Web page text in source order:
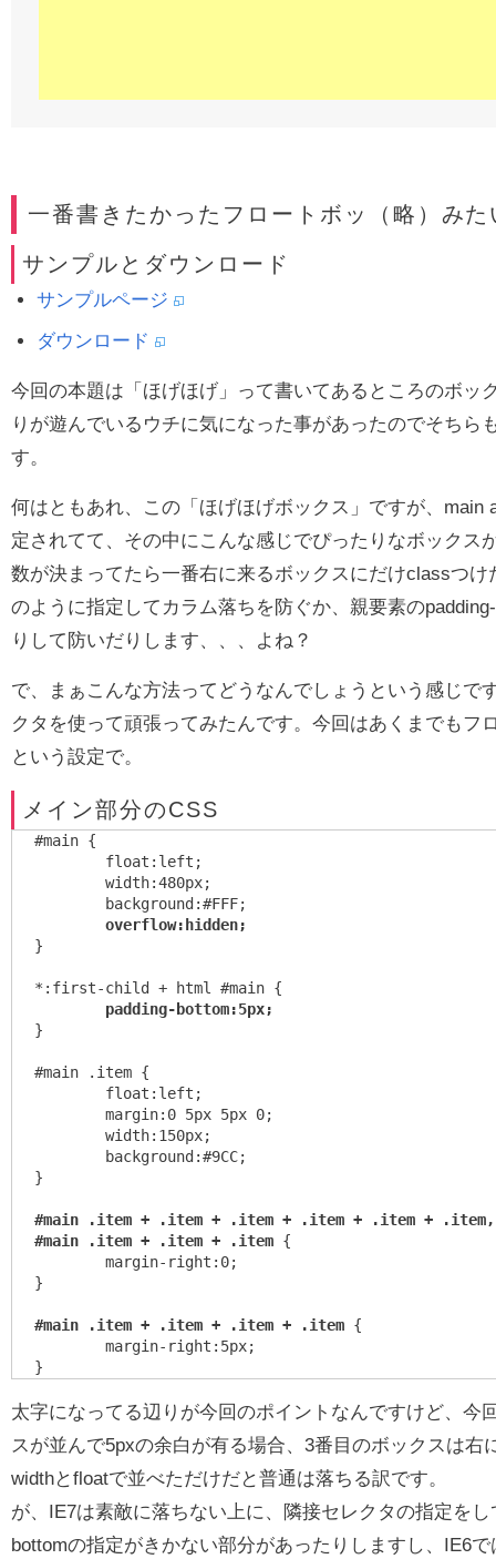
一番書きたかったフロートボッ（略）みた
サンプルとダウンロード
サンプルページ
ダウンロード
今回の本題は「ほげほげ」って書いてあるところのボッ
りが遊んでいるウチに気になった事があったのでそちら
す。
何はともあれ、この「ほげほげボックス」ですが、main
定されてて、その中にこんな感じでぴったりなボックス
数が決まってたら一番右に来るボックスにだけclassつけ
のように指定してカラム落ちを防ぐか、親要素の
りして防いだりします、、、よね？
で、まぁこんな方法ってどうなんでしょうという感じで
クタを使って頑張ってみたんです。今回はあくまでもフ
という設定で。
メイン部分のCSS
#main {
overflow:hidden;
}
*:first-child + html #main {
padding-bottom:5px;
}
#main .item {
}
#main .item + .item + .item + .item + .item + .item,
#main .item + .item + .item {
}
#main .item + .item + .item + .item {
}
太字になってる辺りが今回のポイントなんですけど、今
スが並んで5pxの余白が有る場合、3番目のボックスは右
widthとfloatで並べただけだと普通は落ちる訳です。
が、IE7は素敵に落ちない上に、隣接セレクタの指定を
bottomの指定がきかない部分があったりしますし、IE6